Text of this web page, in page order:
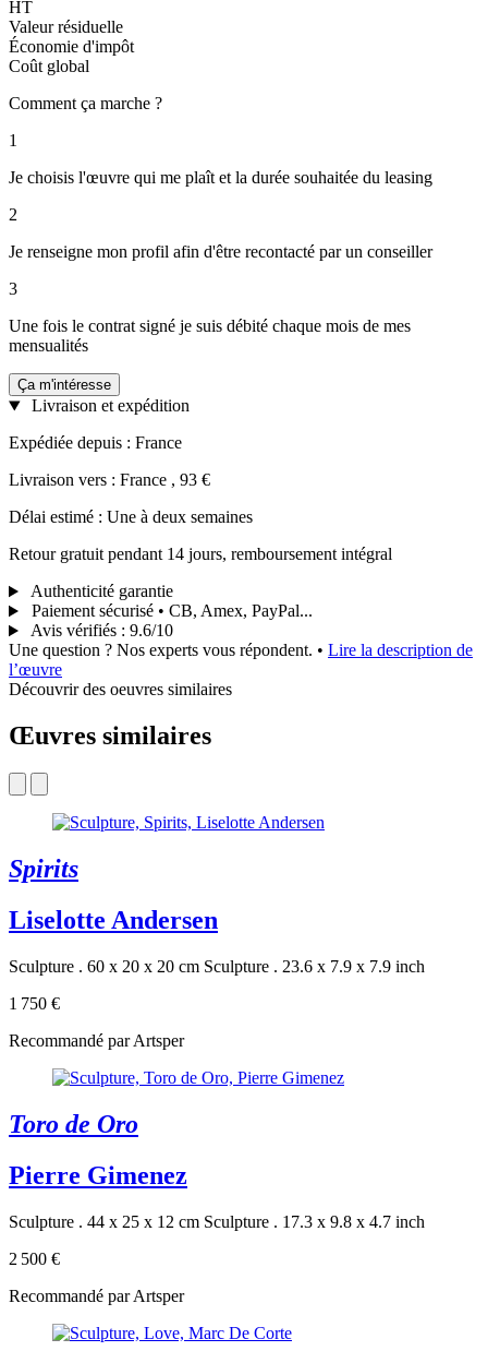
HT
Valeur résiduelle
Économie d'impôt
Coût global
Comment ça marche ?
1
Je choisis l'œuvre qui me plaît et la durée souhaitée du leasing
2
Je renseigne mon profil afin d'être recontacté par un conseiller
3
Une fois le contrat signé je suis débité chaque mois de mes
mensualités
Ça m'intéresse
Livraison et expédition
Expédiée depuis : France
Livraison vers : France , 93 €
Délai estimé : Une à deux semaines
Retour gratuit pendant 14 jours, remboursement intégral
Authenticité garantie
Paiement sécurisé • CB, Amex, PayPal...
Avis vérifiés : 9.6/10
Une question ? Nos experts vous répondent. • Lire la description de
l’œuvre
Découvrir des oeuvres similaires
Œuvres similaires
Spirits
Liselotte Andersen
Sculpture . 60 x 20 x 20 cm Sculpture . 23.6 x 7.9 x 7.9 inch
1 750 €
Recommandé par Artsper
Toro de Oro
Pierre Gimenez
Sculpture . 44 x 25 x 12 cm Sculpture . 17.3 x 9.8 x 4.7 inch
2 500 €
Recommandé par Artsper